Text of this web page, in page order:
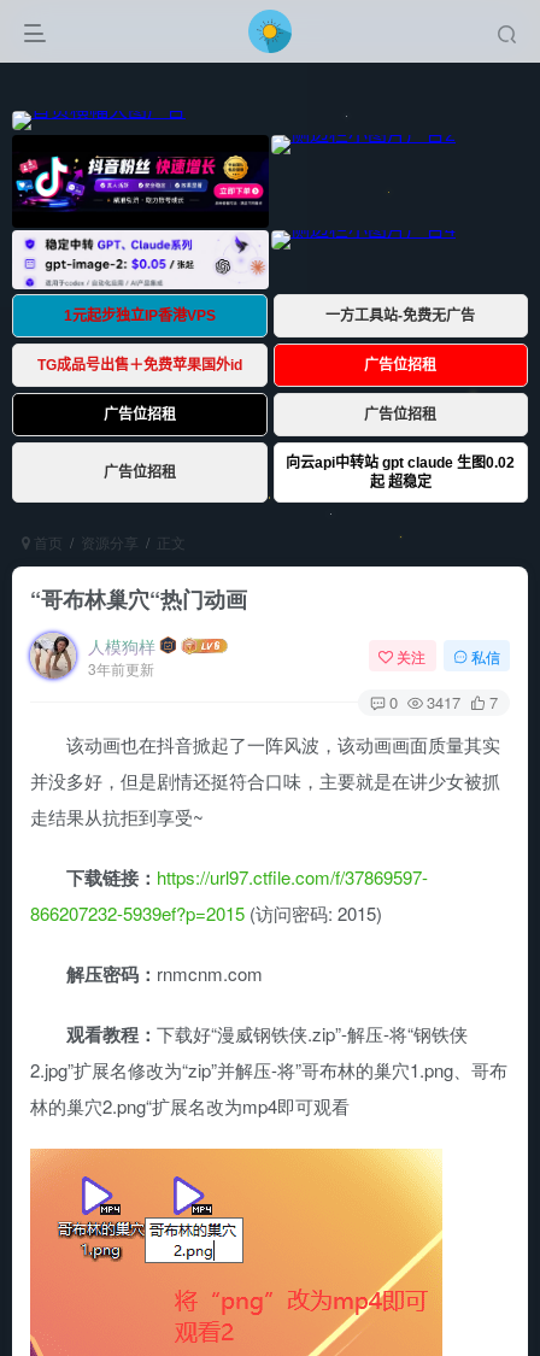
首页 资源分享 正文
“哥布林巢穴“热门动画
人模狗样
3年前更新
关注 私信
0 3417 7
该动画也在抖音掀起了一阵风波，该动画画面质量其实
并没多好，但是剧情还挺符合口味，主要就是在讲少女被抓
走结果从抗拒到享受~
下载链接： https://url97.ctfile.com/f/37869597-
866207232-5939ef?p=2015 (访问密码: 2015)
解压密码： rnmcnm.com
观看教程： 下载好“漫威钢铁侠.zip”-解压-将“钢铁侠
2.jpg”扩展名修改为“zip”并解压-将”哥布林的巢穴1.png、哥布
林的巢穴2.png“扩展名改为mp4即可观看